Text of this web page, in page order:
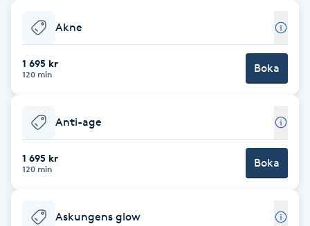
Babylights
Balayage
Barber
BIAB
Akne
1 695 kr
120 min Boka
Anti-age
1 695 kr
120 min Boka
Askungens glow